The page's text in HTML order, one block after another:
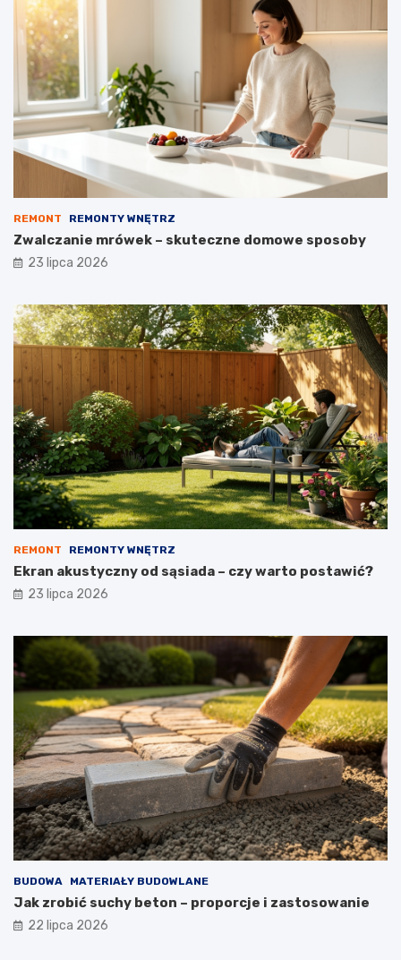
REMONT REMONTY WNĘTRZ
Zwalczanie mrówek – skuteczne domowe sposoby
23 lipca 2026
REMONT REMONTY WNĘTRZ
Ekran akustyczny od sąsiada – czy warto postawić?
23 lipca 2026
BUDOWA MATERIAŁY BUDOWLANE
Jak zrobić suchy beton – proporcje i zastosowanie
22 lipca 2026